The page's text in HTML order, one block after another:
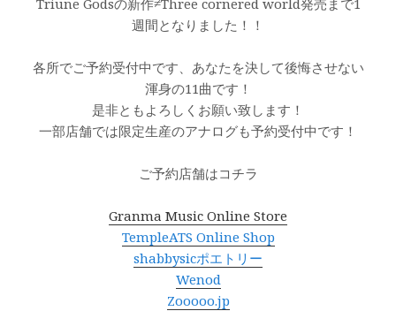
Triune Godsの新作≠Three cornered world発売まで1
週間となりました！！
各所でご予約受付中です、あなたを決して後悔させない
渾身の11曲です！
是非ともよろしくお願い致します！
一部店舗では限定生産のアナログも予約受付中です！
ご予約店舗はコチラ
Granma Music Online Store
TempleATS Online Shop
shabbysicポエトリー
Wenod
Zooooo.jp